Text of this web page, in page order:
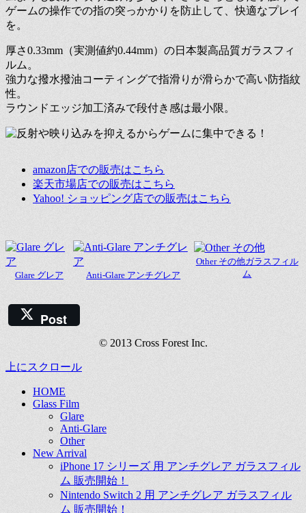
ゲームの操作での指の突っかかりを防止して、快適なプレイ
を。
厚さ0.33mm（実測値約0.44mm）の日本製高品質ガラスフィ
ルム。
強力な撥水撥油コーティングで指滑りが滑らかで高い防指紋
性。
ラウンドエッジ加工済みで段付き感は最小限。
amazon店での販売はこちら
楽天市場店での販売はこちら
Yahoo! ショッピング店での販売はこちら
Glare グレア Anti-Glare アンチグレア
Other その他ガラスフィル
ム
Post
© 2013 Cross Forest Inc.
上にスクロール
HOME
Glass Film
Glare
Anti-Glare
Other
New Arrival
iPhone 17 シリーズ 用 アンチグレア ガラスフィル
ム 販売開始！
Nintendo Switch 2 用 アンチグレア ガラスフィル
ム 販売開始！